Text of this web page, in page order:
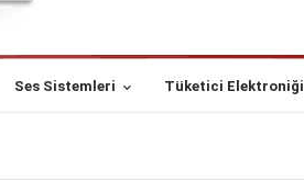
Ses Sistemleri Tüketici Elektroniği